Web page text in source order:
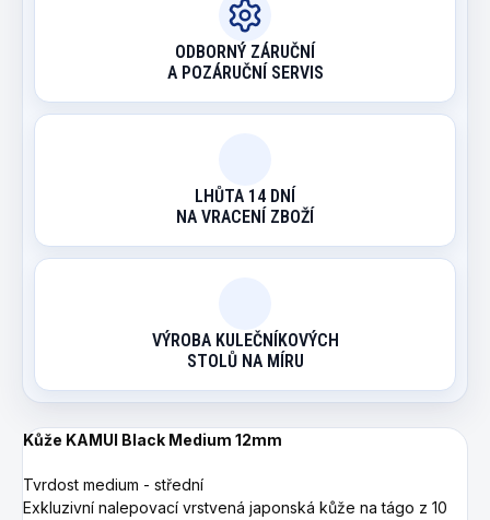
ODBORNÝ ZÁRUČNÍ
A POZÁRUČNÍ SERVIS
LHŮTA 14 DNÍ
NA VRACENÍ ZBOŽÍ
VÝROBA KULEČNÍKOVÝCH
STOLŮ NA MÍRU
Kůže KAMUI Black Medium 12mm
Tvrdost medium - střední
Exkluzivní nalepovací vrstvená japonská kůže na tágo z 10